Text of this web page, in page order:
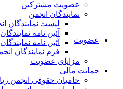
عضویت
عضویت مشترکین
نمایندگان انجمن
لیست نمایندگان
آئین نامه
آئین نامه
فرم نمایندگان
مزایای عضویت
حمایت مالی
حامیان حقوقی انجمن